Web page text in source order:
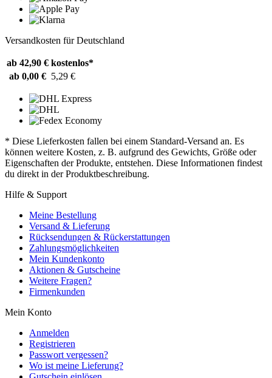
Versandkosten für Deutschland
ab 42,90 € kostenlos*
ab 0,00 € 5,29 €
* Diese Lieferkosten fallen bei einem Standard-Versand an. Es
können weitere Kosten, z. B. aufgrund des Gewichts, Größe oder
Eigenschaften der Produkte, entstehen. Diese Informationen findest
du direkt in der Produktbeschreibung.
Hilfe & Support
Meine Bestellung
Versand & Lieferung
Rücksendungen & Rückerstattungen
Zahlungsmöglichkeiten
Mein Kundenkonto
Aktionen & Gutscheine
Weitere Fragen?
Firmenkunden
Mein Konto
Anmelden
Registrieren
Passwort vergessen?
Wo ist meine Lieferung?